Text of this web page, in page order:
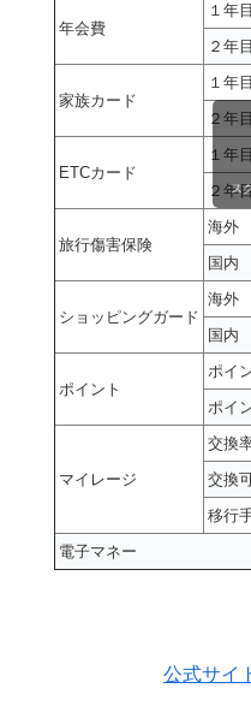
年会費
１年目
２年
家族カード
１年目
２年
ETCカード
１年目
２年
旅行傷害保険
海外
国内
ショッピングガード
海外
国内
ポイント
ポイ
ポイ
マイレージ
交換
交換
移行
電子マネー
ス
公式サイ